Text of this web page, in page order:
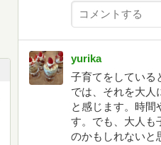
yurika
子育てをしている
では、それを大人
と感じます。時間
す。でも、大人も
のかもしれないと